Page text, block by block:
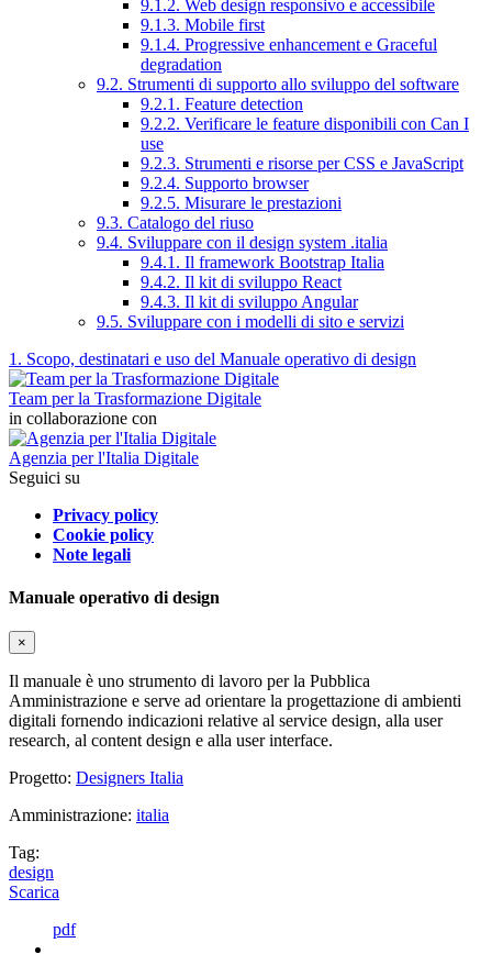
9.1.2. Web design responsivo e accessibile
9.1.3. Mobile first
9.1.4. Progressive enhancement e Graceful
degradation
9.2. Strumenti di supporto allo sviluppo del software
9.2.1. Feature detection
9.2.2. Verificare le feature disponibili con Can I
use
9.2.3. Strumenti e risorse per CSS e JavaScript
9.2.4. Supporto browser
9.2.5. Misurare le prestazioni
9.3. Catalogo del riuso
9.4. Sviluppare con il design system .italia
9.4.1. Il framework Bootstrap Italia
9.4.2. Il kit di sviluppo React
9.4.3. Il kit di sviluppo Angular
9.5. Sviluppare con i modelli di sito e servizi
1. Scopo, destinatari e uso del Manuale operativo di design
Team per la Trasformazione Digitale
in collaborazione con
Agenzia per l'Italia Digitale
Seguici su
Privacy policy
Cookie policy
Note legali
Manuale operativo di design
×
Il manuale è uno strumento di lavoro per la Pubblica
Amministrazione e serve ad orientare la progettazione di ambienti
digitali fornendo indicazioni relative al service design, alla user
research, al content design e alla user interface.
Progetto: Designers Italia
Amministrazione: italia
Tag:
design
Scarica
pdf